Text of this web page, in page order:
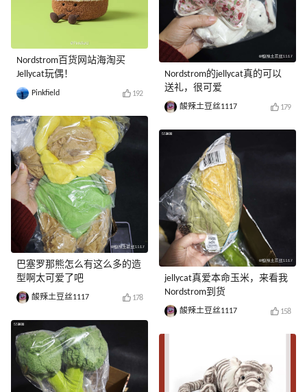
Nordstrom百货网站海淘买
Jellycat玩偶！
Pinkfield 192
巴塞罗那熊怎么有这么多的造
型啊太可爱了吧
酸辣土豆丝1117 178
Nordstrom的jellycat真的可以
送礼，很可爱
酸辣土豆丝1117 179
jellycat真爱本命玉米，来看我
Nordstrom到货
酸辣土豆丝1117 158